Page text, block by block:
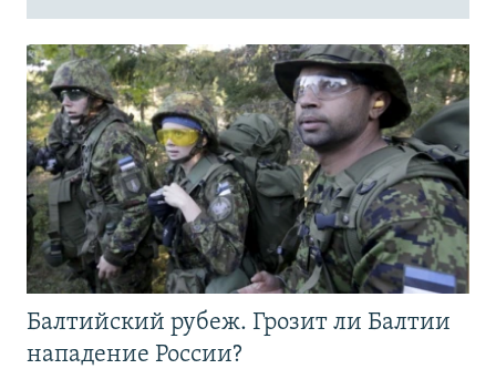
Балтийский рубеж. Грозит ли Балтии
нападение России?